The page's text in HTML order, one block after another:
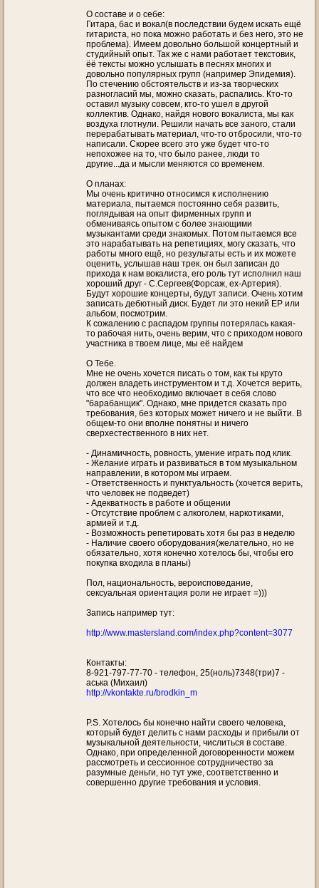
О составе и о себе:
Гитара, бас и вокал(в последствии будем искать ещё
гитариста, но пока можно работать и без него, это не
проблема). Имеем довольно большой концертный и
студийный опыт. Так же с нами работает текстовик,
ёё тексты можно услышать в песнях многих и
довольно популярных групп (например Эпидемия).
По стечению обстоятельств и из-за творческих
разногласий мы, можно сказать, распались. Кто-то
оставил музыку совсем, кто-то ушел в другой
коллектив. Однако, найдя нового вокалиста, мы как
воздуха глотнули. Решили начать все заного, стали
перерабатывать материал, что-то отбросили, что-то
написали. Скорее всего это уже будет что-то
непохожее на то, что было ранее, люди то
другие...да и мысли меняются со временем.
О планах:
Мы очень критично относимся к исполнению
материала, пытаемся постоянно себя развить,
поглядывая на опыт фирменных групп и
обмениваясь опытом с более знающими
музыкантами среди знакомых. Потом пытаемся все
это нарабатывать на репетициях, могу сказать, что
работы много ещё, но результаты есть и их можете
оценить, услышав наш трек. он был записан до
прихода к нам вокалиста, его роль тут исполнил наш
хороший друг - С.Сергеев(Форсаж, ex-Артерия).
Будут хорошие концерты, будут записи. Очень хотим
записать дебютный диск. Будет ли это некий ЕР или
альбом, посмотрим.
К сожалению с распадом группы потерялась какая-
то рабочая нить, очень верим, что с приходом нового
участника в твоем лице, мы её найдем
О Тебе.
Мне не очень хочется писать о том, как ты круто
должен владеть инструментом и т.д. Хочется верить,
что все что необходимо включает в себя слово
"барабанщик". Однако, мне придется сказать про
требования, без которых может ничего и не выйти. В
общем-то они вполне понятны и ничего
сверхестественного в них нет.
- Динамичность, ровность, умение играть под клик.
- Желание играть и развиваться в том музыкальном
направлении, в котором мы играем.
- Ответственность и пунктуальность (хочется верить,
что человек не подведет)
- Адекватность в работе и общении
- Отсутствие проблем с алкоголем, наркотиками,
армией и т.д.
- Возможность репетировать хотя бы раз в неделю
- Наличие своего оборудования(желательно, но не
обязательно, хотя конечно хотелось бы, чтобы его
покупка входила в планы)
Пол, национальность, вероисповедание,
сексуальная ориентация роли не играет =)))
Запись например тут:
http://www.mastersland.com/index.php?content=3077
Контакты:
8-921-797-77-70 - телефон, 25(ноль)7348(три)7 -
аська (Михаил)
http://vkontakte.ru/brodkin_m
P.S. Хотелось бы конечно найти своего человека,
который будет делить с нами расходы и прибыли от
музыкальной деятельности, числиться в составе.
Однако, при определенной договоренности можем
рассмотреть и сессионное сотрудничество за
разумные деньги, но тут уже, соответственно и
совершенно другие требования и условия.